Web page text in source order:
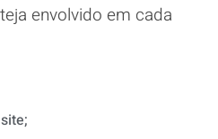
envolvido em cada